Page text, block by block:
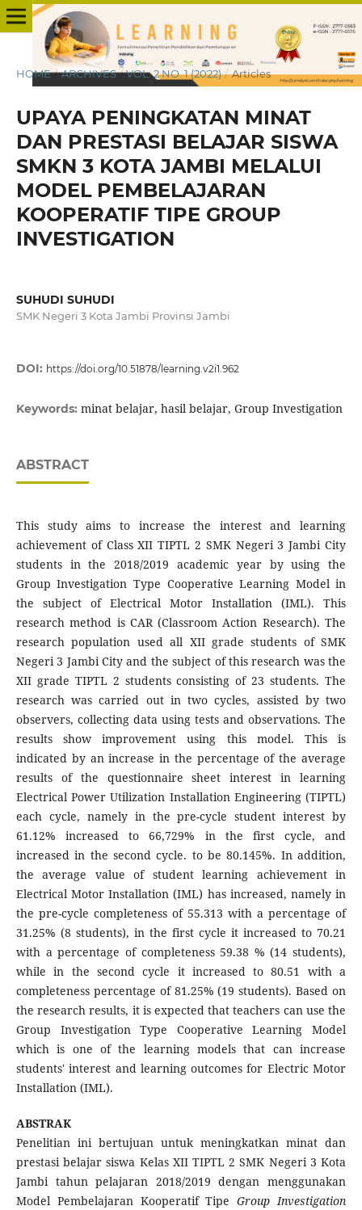
HOME / ARCHIVES / VOL. 2 NO. 1 (2022) / Articles
UPAYA PENINGKATAN MINAT
DAN PRESTASI BELAJAR SISWA
SMKN 3 KOTA JAMBI MELALUI
MODEL PEMBELAJARAN
KOOPERATIF TIPE GROUP
INVESTIGATION
SUHUDI SUHUDI
SMK Negeri 3 Kota Jambi Provinsi Jambi
DOI: https://doi.org/10.51878/learning.v2i1.962
Keywords: minat belajar, hasil belajar, Group Investigation
ABSTRACT
This study aims to increase the interest and learning
achievement of Class XII TIPTL 2 SMK Negeri 3 Jambi City
students in the 2018/2019 academic year by using the
Group Investigation Type Cooperative Learning Model in
the subject of Electrical Motor Installation (IML). This
research method is CAR (Classroom Action Research). The
research population used all XII grade students of SMK
Negeri 3 Jambi City and the subject of this research was the
XII grade TIPTL 2 students consisting of 23 students. The
research was carried out in two cycles, assisted by two
observers, collecting data using tests and observations. The
results show improvement using this model. This is
indicated by an increase in the percentage of the average
results of the questionnaire sheet interest in learning
Electrical Power Utilization Installation Engineering (TIPTL)
each cycle, namely in the pre-cycle student interest by
61.12% increased to 66,729% in the first cycle, and
increased in the second cycle. to be 80.145%. In addition,
the average value of student learning achievement in
Electrical Motor Installation (IML) has increased, namely in
the pre-cycle completeness of 55.313 with a percentage of
31.25% (8 students), in the first cycle it increased to 70.21
with a percentage of completeness 59.38 % (14 students),
while in the second cycle it increased to 80.51 with a
completeness percentage of 81.25% (19 students). Based on
the research results, it is expected that teachers can use the
Group Investigation Type Cooperative Learning Model
which is one of the learning models that can increase
students' interest and learning outcomes for Electric Motor
Installation (IML).
ABSTRAK
Penelitian ini bertujuan untuk meningkatkan minat dan
prestasi belajar siswa Kelas XII TIPTL 2 SMK Negeri 3 Kota
Jambi tahun pelajaran 2018/2019 dengan menggunakan
Model Pembelajaran Kooperatif TipeGroup Investigation